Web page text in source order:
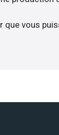
que vous